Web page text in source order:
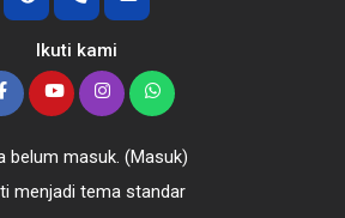
Ikuti kami
belum masuk. (Masuk)
menjadi tema standar